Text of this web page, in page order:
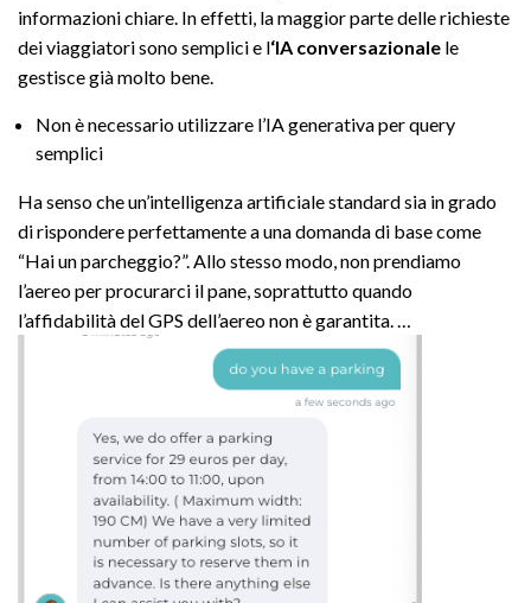
informazioni chiare. In effetti, la maggior parte delle richieste
dei viaggiatori sono semplici e l‘IA conversazionale le
gestisce già molto bene.
Non è necessario utilizzare l’IA generativa per query
semplici
Ha senso che un’intelligenza artificiale standard sia in grado
di rispondere perfettamente a una domanda di base come
“Hai un parcheggio?”. Allo stesso modo, non prendiamo
l’aereo per procurarci il pane, soprattutto quando
l’affidabilità del GPS dell’aereo non è garantita. …